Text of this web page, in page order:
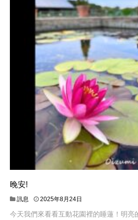
晚安!
訊息 2025年8月24日
今天我們來看看互動花園裡的睡蓮！明亮